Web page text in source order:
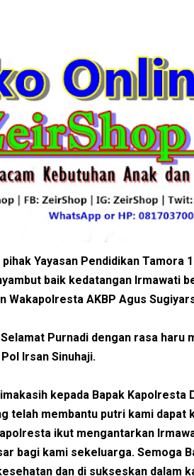
Yayasan Pendidikan Tamora
baik kedatangan Irmawati
Wakapolresta AKBP Agus
Purnadi dengan rasa haru
Irsan Sinuhaji.
kepada Bapak Kapolresta
telah membantu putri kami dapat
ikut mengantarkan
bagi kami sekeluarga. Semoga
dan di sukseskan dalam